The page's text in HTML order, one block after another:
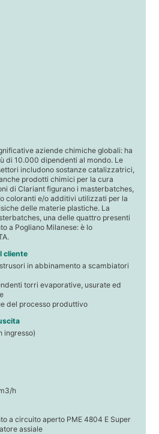
aziende chimiche globali: ha
di 10.000 dipendenti al mondo. Le
includono sostanze catalizzatrici,
prodotti chimici per la cura
di Clariant figurano i masterbatches,
coloranti e/o additivi utilizzati per la
delle materie plastiche. La
una delle quattro presenti
a Pogliano Milanese: è lo
cliente
in abbinamento a scambiatori
torri evaporative, usurate ed
del processo produttivo
ingresso)
h
a circuito aperto PME 4804 E Super
assiale